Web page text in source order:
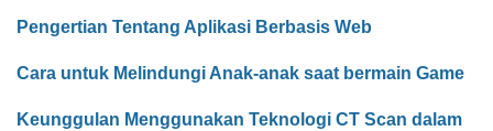
Pengertian Tentang Aplikasi Berbasis Web
Cara untuk Melindungi Anak-anak saat bermain Game
Keunggulan Menggunakan Teknologi CT Scan dalam